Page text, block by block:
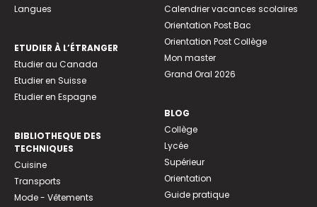
Langues
ETUDIER À L’ÉTRANGER
Etudier au Canada
Etudier en Suisse
Etudier en Espagne
BIBLIOTHEQUE DES
TECHNIQUES
Cuisine
Transports
Mode - Vêtements
Calendrier vacances scolaires
Orientation Post Bac
Orientation Post Collège
Mon master
Grand Oral 2026
BLOG
Collège
Lycée
Supérieur
Orientation
Guide pratique